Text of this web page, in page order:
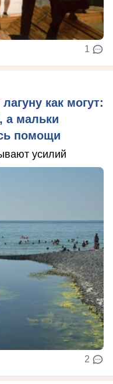
1
как могут:
а мальки
помощи
усилий
2